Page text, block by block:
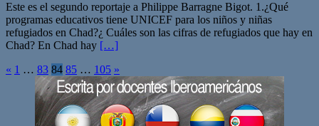
Este es el segundo reportaje a Philippe Barragne Bigot. 1.¿Qué
programas educativos tiene UNICEF para los niños y niñas
refugiados en Chad?¿ Cuáles son las cifras de refugiados que hay en
Chad? En Chad hay […]
Paginación
entradas
« 1 … 83 84 85 … 105 »